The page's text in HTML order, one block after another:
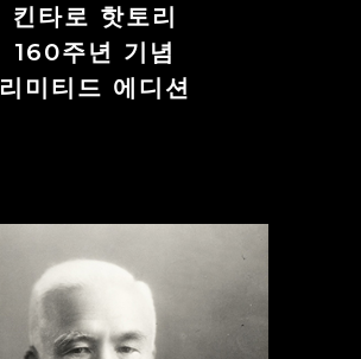
킨타로 핫토리
160주년 기념
리미티드 에디션